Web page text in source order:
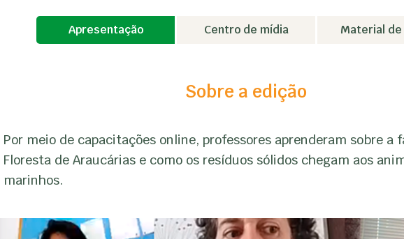
Apresentação Centro de mídia Material de
Sobre a edição
Por meio de capacitações online, professores aprenderam sobre a
Floresta de Araucárias e como os resíduos sólidos chegam aos
marinhos.